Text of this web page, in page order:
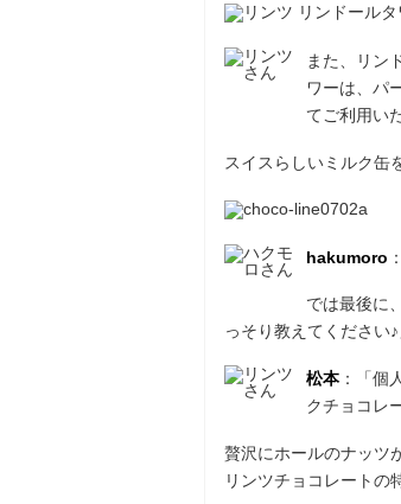
また、リン
ワーは、パ
てご利用い
スイスらしいミルク缶
hakumoro
では最後に
っそり教えてください♪
松本：「個
クチョコレ
贅沢にホールのナッツ
リンツチョコレートの